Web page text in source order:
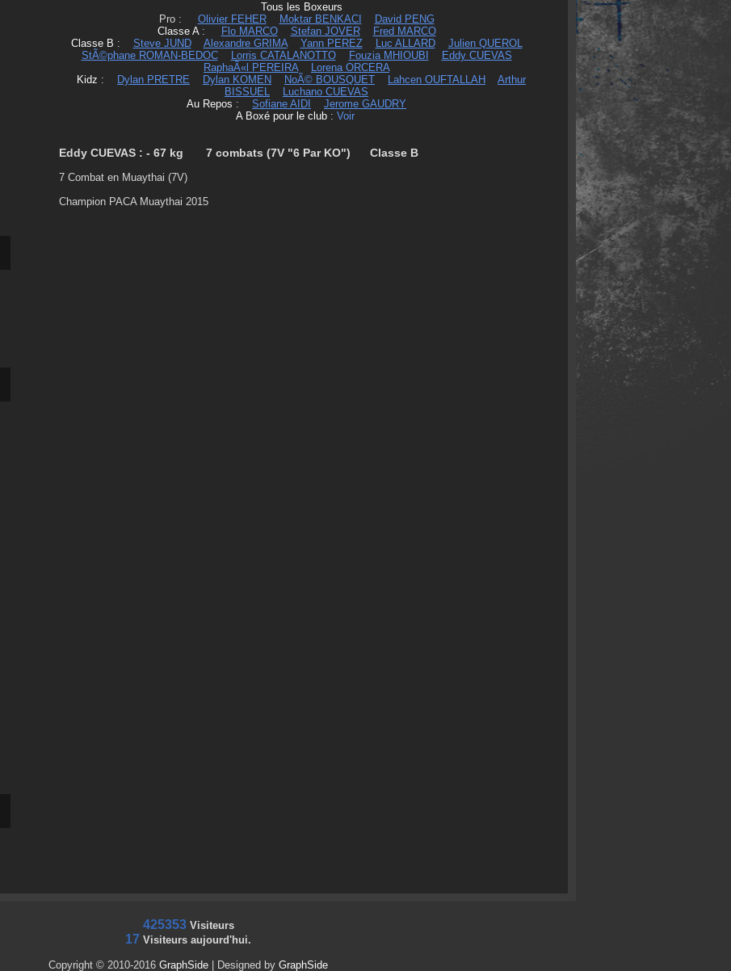
Tous les Boxeurs
Pro : Olivier FEHER Moktar BENKACI
David PENG
Classe A : Flo MARCO Stefan JOVER
Fred MARCO
Classe B : Steve JUND Alexandre GRIMA Yann PEREZ Luc ALLARD
Julien QUEROL
StÃ©phane ROMAN-BEDOC
Lorris CATALANOTTO Fouzia MHIOUBI
Eddy CUEVAS
RaphaÃ«l PEREIRA
Lorena ORCERA
Kidz : Dylan PRETRE Dylan KOMEN NoÃ© BOUSQUET Lahcen OUFTALLAH
Arthur
BISSUEL
Luchano CUEVAS
Au Repos : Sofiane AIDI
Jerome GAUDRY
A Boxé pour le club : Voir
Eddy CUEVAS : - 67 kg 7 combats (7V "6 Par KO") Classe B
7 Combat en Muaythai (7V)
Champion PACA Muaythai 2015
425353Visiteurs
17 Visiteurs aujourd'hui.
Copyright © 2010-2016 GraphSide | Designed by GraphSide